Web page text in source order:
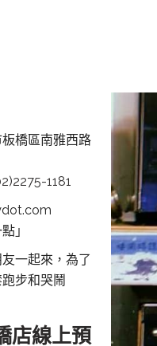
橋區南雅西路
1181
」
一起來，為了
步和哭鬧
店線上預